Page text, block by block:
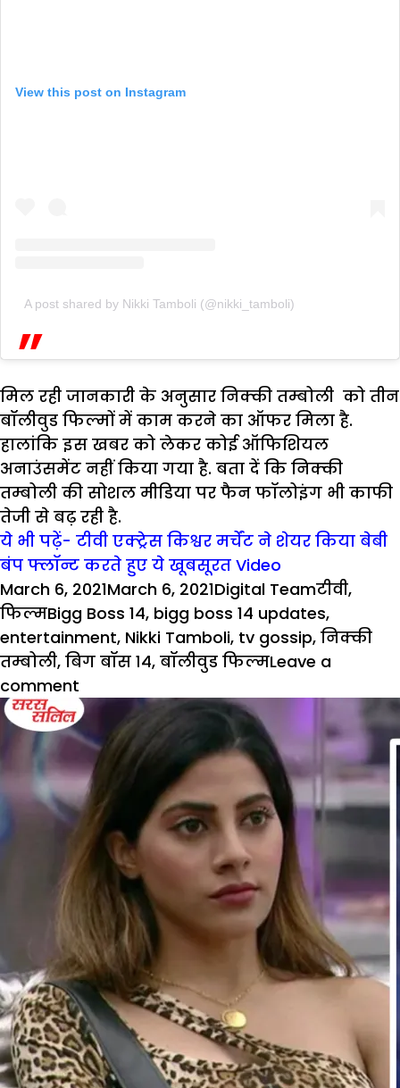
View this post on Instagram
A post shared by Nikki Tamboli (@nikki_tamboli)
मिल रही जानकारी के अनुसार निक्की तम्बोली को तीन
बॉलीवुड फिल्मों में काम करने का ऑफर मिला है.
हालांकि इस खबर को लेकर कोई ऑफिशियल
अनाउंसमेंट नहीं किया गया है. बता दें कि निक्की
तम्बोली की सोशल मीडिया पर फैन फॉलोइंग भी काफी
तेजी से बढ़ रही है.
ये भी पढ़ें- टीवी एक्ट्रेस किश्वर मर्चेंट ने शेयर किया बेबी
बंप फ्लॉन्ट करते हुए ये खूबसूरत Video
Posted
on
March 6, 2021March 6, 2021Author
Digital Teamटीवी,
फिल्मTags
Bigg Boss 14, bigg boss 14 updates,
entertainment, Nikki Tamboli, tv gossip, निक्की
तम्बोली, बिग बॉस १४, बॉलीवुड फिल्मLeave a
comment
बिग
बॉस
14
फेम
Nikki
Tamboli
की
बढ़ी
डिमांड,
मिले
3
बॉलीवुड
फिल्मों
की
ऑफर